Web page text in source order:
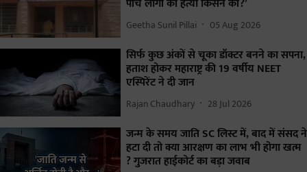
पांच लोगों की हत्या किसने की?’
Geetha Sunil Pillai 05 Aug 2026
सिर्फ कुछ अंकों से चूका डॉक्टर बनने का सपना,
हताश होकर महाराष्ट्र की 19 वर्षीय NEET
एस्पिरेंट ने दी जान
Rajan Chaudhary 28 Jul 2026
जन्म के समय जाति SC लिस्ट में, बाद में संसद ने
हटा दी तो क्या आरक्षण का लाभ भी होगा खत्म
? गुजरात हाईकोर्ट का बड़ा जवाब